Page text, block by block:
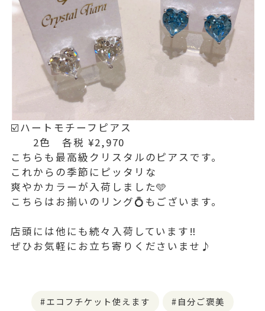
☑️ハートモチーフピアス
2色 各税 ¥2,970
こちらも最高級クリスタルのピアスです。
これからの季節にピッタリな
爽やかカラーが入荷しました🩵
こちらはお揃いのリング💍もございます。
店頭には他にも続々入荷しています‼️
ぜひお気軽にお立ち寄りくださいませ♪
エコフチケット使えます 自分ご褒美